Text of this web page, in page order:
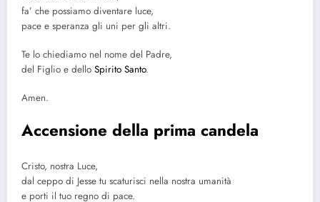
fa’ che possiamo diventare luce,
pace e speranza gli uni per gli altri.
Te lo chiediamo nel nome del Padre,
del Figlio e dello Spirito Santo.
Amen.
Accensione della prima candela
Cristo, nostra Luce,
dal ceppo di Jesse tu scaturisci nella nostra umanità
e porti il tuo regno di pace.